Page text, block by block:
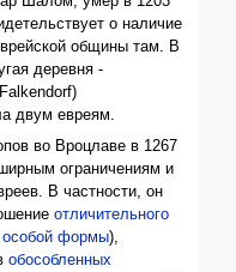
о наличие
общины там. В
деревня -
двум евреям.
во Вроцлаве в 1267
ограничениям и
В частности, он
отличительного
особой формы),
обособленных